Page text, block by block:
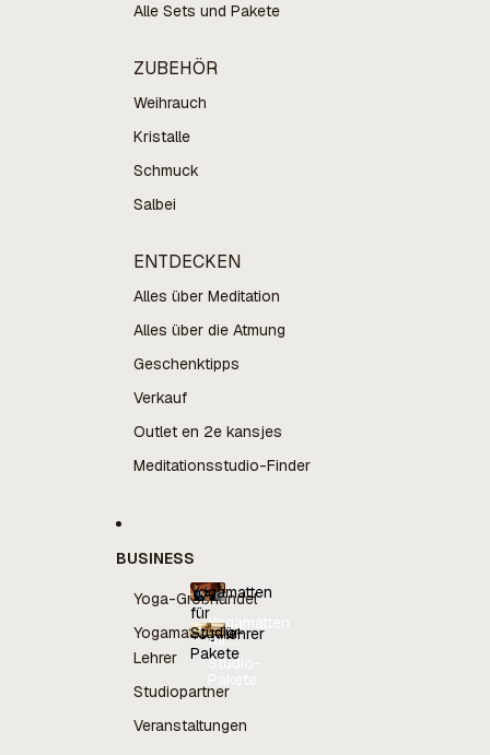
Alle Sets und Pakete
ZUBEHÖR
Weihrauch
Kristalle
Schmuck
Salbei
ENTDECKEN
Alles über Meditation
Alles über die Atmung
Geschenktipps
Verkauf
Outlet en 2e kansjes
Meditationsstudio-Finder
BUSINESS
Yoga-Großhandel
Yogamatten für
Lehrer
Studiopartner
Veranstaltungen
Yogamatten
für
Yogalehrer
Yogamatten
für
Yogalehrer
Studio-
Pakete
Studio-